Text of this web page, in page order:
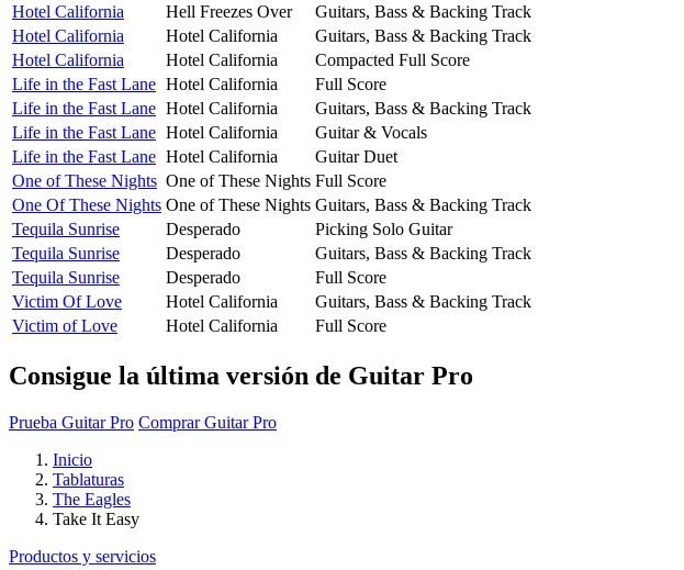
Hotel California
Hell Freezes Over
Guitars, Bass & Backing Track
Hotel California
Hotel California
Guitars, Bass & Backing Track
Hotel California
Hotel California
Compacted Full Score
Life in the Fast Lane Hotel California
Full Score
Life in the Fast Lane Hotel California
Guitars, Bass & Backing Track
Life in the Fast Lane Hotel California
Guitar & Vocals
Life in the Fast Lane Hotel California
Guitar Duet
One of These Nights One of These Nights Full Score
One Of These Nights One of These Nights Guitars, Bass & Backing Track
Tequila Sunrise
Desperado
Picking Solo Guitar
Tequila Sunrise
Desperado
Guitars, Bass & Backing Track
Tequila Sunrise
Desperado
Full Score
Victim Of Love
Hotel California
Guitars, Bass & Backing Track
Victim of Love
Hotel California Full Score
Consigue la última versión de Guitar Pro
Prueba Guitar Pro Comprar Guitar Pro
Inicio
Tablaturas
The Eagles
Take It Easy
Productos y servicios